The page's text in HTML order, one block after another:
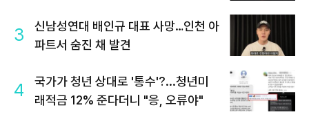
3
신남성연대 배인규 대표 사망…인천 아
파트서 숨진 채 발견
4
국가가 청년 상대로 '통수'?...청년미
래적금 12% 준다더니 "응, 오류야"